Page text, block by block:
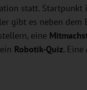
statt. Startpunkt
gibt es neben
eine
Robotik-Quiz.